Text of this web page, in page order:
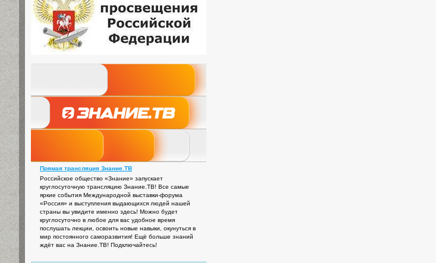
Прямая трансляция Знание.ТВ
Российское общество «Знание» запускает
круглосуточную трансляцию Знание.ТВ! Все самые
яркие события Международной выставки-форума
«Россия» и выступления выдающихся людей нашей
страны вы увидите именно здесь! Можно будет
круглосуточно в любое для вас удобное время
послушать лекции, освоить новые навыки, окунуться в
мир постоянного саморазвития! Ещё больше знаний
ждёт вас на Знание.ТВ! Подключайтесь!